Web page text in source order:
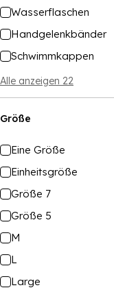
Wasserflaschen
Handgelenkbänder
Schwimmkappen
Alle anzeigen 22
Größe
Eine Größe
Einheitsgröße
Größe 7
Größe 5
M
L
Large